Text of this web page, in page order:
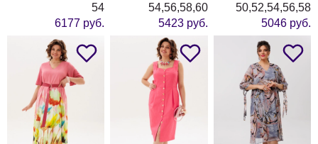
54
6177 руб.
54,56,58,60
5423 руб.
50,52,54,56,58
5046 руб.